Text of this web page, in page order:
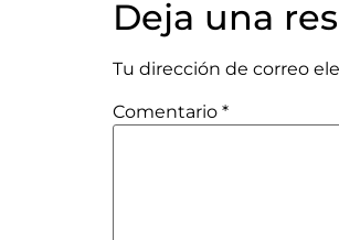
Deja una
Tu dirección de correo
Comentario *